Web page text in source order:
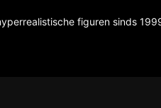
figuren sinds